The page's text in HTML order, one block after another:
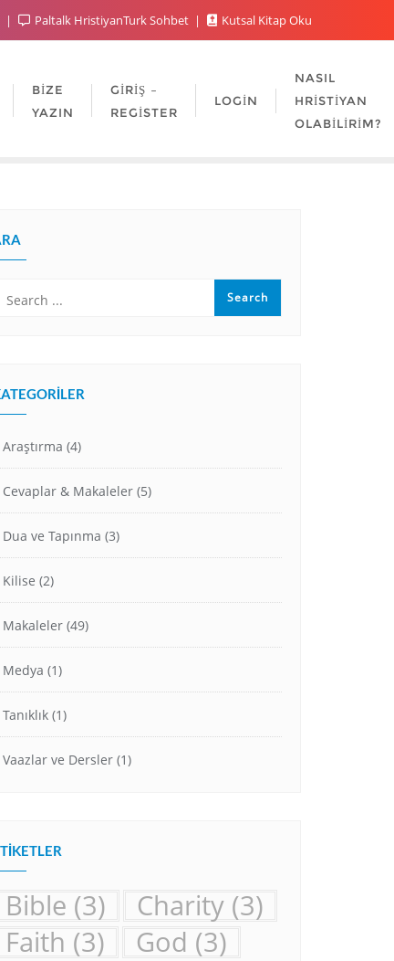
Paltalk HristiyanTurk Sohbet Kutsal Kitap Oku
BIZE
YAZIN
GIRIŞ –
REGISTER
LOGIN
NASIL
HRISTIYAN
OLABILIRIM?
Araştırma (4)
Cevaplar & Makaleler (5)
Dua ve Tapınma (3)
Kilise (2)
Makaleler (49)
Medya (1)
Tanıklık (1)
Vaazlar ve Dersler (1)
Bible (3) Charity (3)
Faith (3) God (3)